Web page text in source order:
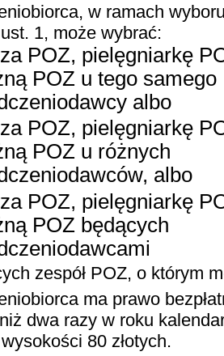
w ramach
1, może wybrać:
POZ, pielęgniarkę
POZ u tego samego
albo
POZ, pielęgniarkę
POZ u różnych
albo
POZ, pielęgniarkę
POZ będących
zespół POZ, o którym
ma prawo
dwa razy w roku
80 złotych.